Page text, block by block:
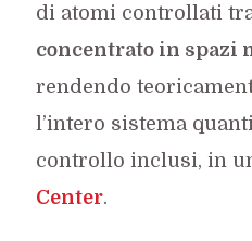
di atomi controllati
concentrato in spazi
rendendo
l’intero sistema
controllo inclusi, in
Center.